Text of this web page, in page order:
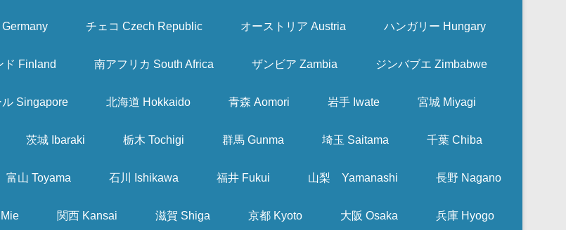
Germany チェコ Czech Republic オーストリア Austria ハンガリー Hungary
ド Finland 南アフリカ South Africa ザンビア Zambia ジンバブエ Zimbabwe
Singapore 北海道 Hokkaido 青森 Aomori 岩手 Iwate 宮城 Miyagi
茨城 Ibaraki 栃木 Tochigi 群馬 Gunma 埼玉 Saitama 千葉 Chiba
富山 Toyama 石川 Ishikawa 福井 Fukui 山梨 Yamanashi 長野 Nagano
関西 Kansai 滋賀 Shiga 京都 Kyoto 大阪 Osaka 兵庫 Hyogo